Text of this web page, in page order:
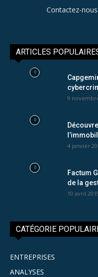
Contactez-nous:
ARTICLES
9
4 janvier
Factum
de la
10 avril
CATÉGORIE
ENTREPRISES
ANALYSES